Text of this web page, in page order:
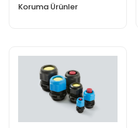
Koruma Ürünler